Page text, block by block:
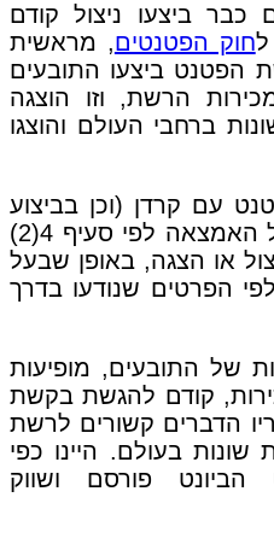
כבר ביצעו ניצול קודם
חוק הפטנטים, מראשית
הפטנט ביצעו התובעים
הרשת, וזו הוצגה
ברחבי העולם והוצגו
עם קרדן (וכן בביצוע
הניסויים) היווה "ניצול" של האמצאה לפי סעיף 4(2)
או הצגה, באופן שבעל
הפרטים שנודעו בדרך
של התובעים, מופיעות
קודם להגשת בקשת
הדברים קשורים לרשת
שונות בעולם. היינו כפי
פורסם ושווק